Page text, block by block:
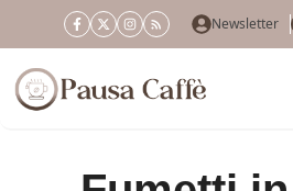
al
contenuto
Newsletter